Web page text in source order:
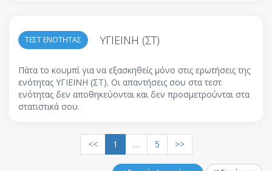
ΤΕΣΤ ΕΝΟΤΗΤΑΣ ΥΓΙΕΙΝΗ (ΣΤ)
Πάτα το κουμπί για να εξασκηθείς μόνο στις ερωτήσεις της
ενότητας ΥΓΙΕΙΝΗ (ΣΤ). Οι απαντήσεις σου στα τεστ
ενότητας δεν αποθηκεύονται και δεν προσμετρούνται στα
στατιστικά σου.
<< 1 … 5 >>